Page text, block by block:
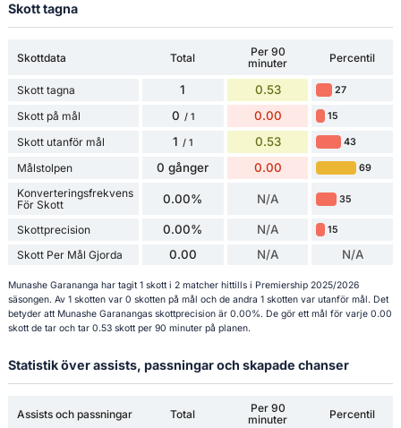
Skott tagna
Skottdata Total
Per 90
minuter
Percentil
Skott tagna 1 0.53 27
Skott på mål 0 / 1 0.00 15
Skott utanför mål 1 / 1 0.53 43
Målstolpen 0 gånger 0.00 69
Konverteringsfrekvens
För Skott
0.00% N/A 35
Skottprecision 0.00% N/A 15
Skott Per Mål Gjorda 0.00 N/A N/A
Munashe Garananga har tagit 1 skott i 2 matcher hittills i Premiership 2025/2026
säsongen. Av 1 skotten var 0 skotten på mål och de andra 1 skotten var utanför mål. Det
betyder att Munashe Garanangas skottprecision är 0.00%. De gör ett mål för varje 0.00
skott de tar och tar 0.53 skott per 90 minuter på planen.
Statistik över assists, passningar och skapade chanser
Assists och passningar Total
Per 90
minuter
Percentil